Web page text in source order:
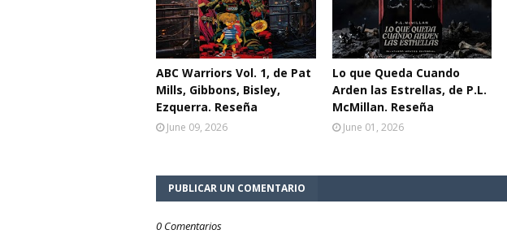
ABC Warriors Vol. 1, de Pat
Mills, Gibbons, Bisley,
Ezquerra. Reseña
June 09, 2026
Lo que Queda Cuando
Arden las Estrellas, de P.L.
McMillan. Reseña
June 01, 2026
PUBLICAR UN COMENTARIO
0 Comentarios